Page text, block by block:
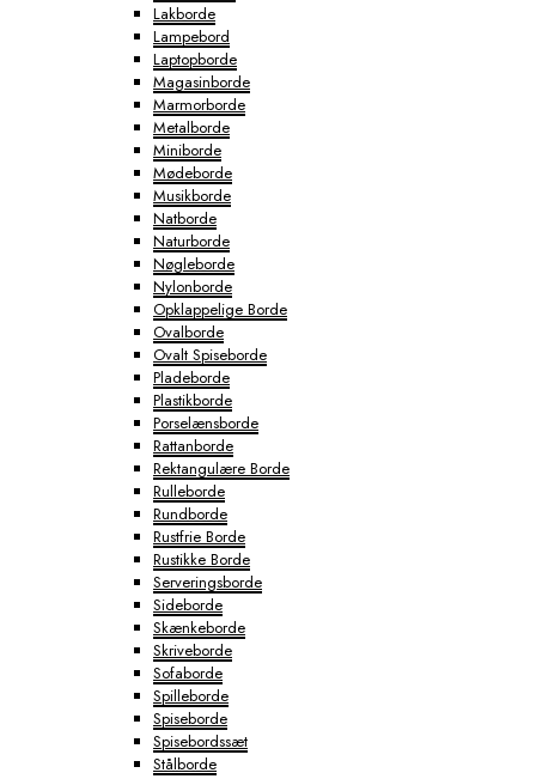
Lakborde
Lampebord
Laptopborde
Magasinborde
Marmorborde
Metalborde
Miniborde
Mødeborde
Musikborde
Natborde
Naturborde
Nøgleborde
Nylonborde
Opklappelige Borde
Ovalborde
Ovalt Spiseborde
Pladeborde
Plastikborde
Porselænsborde
Rattanborde
Rektangulære Borde
Rulleborde
Rundborde
Rustfrie Borde
Rustikke Borde
Serveringsborde
Sideborde
Skænkeborde
Skriveborde
Sofaborde
Spilleborde
Spiseborde
Spisebordssæt
Stålborde